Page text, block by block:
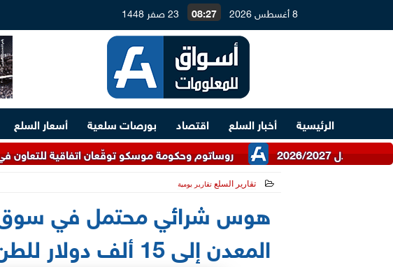
8 أغسطس 2026 08:27 23 صفر 1448
الرئيسية أخبار السلع اقتصاد بورصات سلعية أسعار السلع
روساتوم وحكومة موسكو توقّعان اتفاقية للتعاون في مجال حماية
تقارير السلع تقارير يومية
هوس شرائي محتمل في سوق
المعدن إلى 15 ألف دولار للطن .. تقرير يوضح